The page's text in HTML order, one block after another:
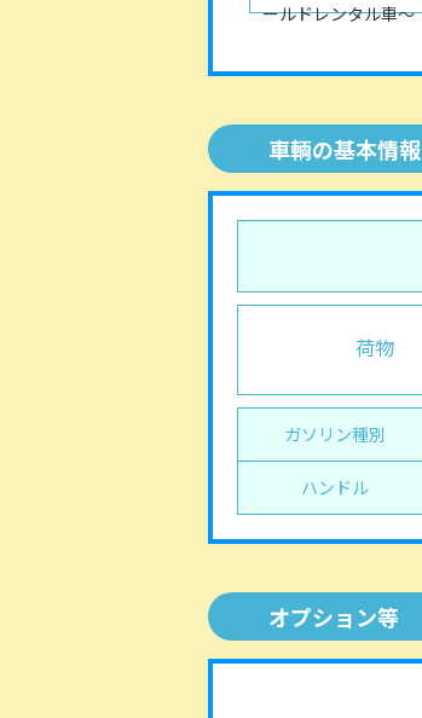
ールドレンタル車～
車輌の基本情報
荷物
ガソリン種別
ハンドル
オプション等